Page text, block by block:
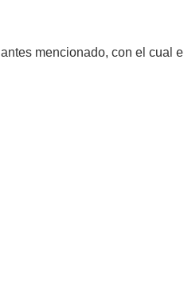
antes mencionado, con el cual el